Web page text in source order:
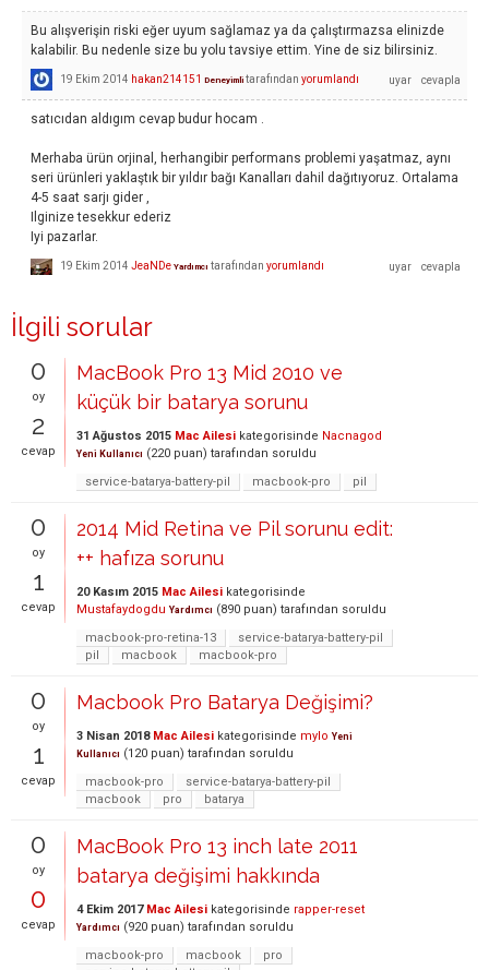
Bu alışverişin riski eğer uyum sağlamaz ya da çalıştırmazsa elinizde
kalabilir. Bu nedenle size bu yolu tavsiye ettim. Yine de siz bilirsiniz.
19 Ekim 2014 hakan214151 Deneyimli tarafından yorumlandı
satıcıdan aldıgım cevap budur hocam .
Merhaba ürün orjinal, herhangibir performans problemi yaşatmaz, aynı
seri ürünleri yaklaştık bir yıldır bağı Kanalları dahil dağıtıyoruz. Ortalama
4-5 saat sarjı gider ,
Ilginize tesekkur ederiz
Iyi pazarlar.
19 Ekim 2014 JeaNDe Yardımcı tarafından yorumlandı
İlgili sorular
0
oy
2
cevap
MacBook Pro 13 Mid 2010 ve
küçük bir batarya sorunu
31 Ağustos 2015 Mac Ailesi kategorisinde Nacnagod
Yeni Kullanıcı (220 puan) tarafından soruldu
service-batarya-battery-pil
macbook-pro pil
0
oy
1
cevap
2014 Mid Retina ve Pil sorunu edit:
++ hafıza sorunu
20 Kasım 2015 Mac Ailesi kategorisinde
Mustafaydogdu Yardımcı (890 puan) tarafından soruldu
macbook-pro-retina-13
service-batarya-battery-pil
pil
macbook macbook-pro
0
oy
1
cevap
Macbook Pro Batarya Değişimi?
3 Nisan 2018 Mac Ailesi kategorisinde mylo Yeni
Kullanıcı (120 puan) tarafından soruldu
macbook-pro
service-batarya-battery-pil
macbook
pro batarya
0
oy
0
cevap
MacBook Pro 13 inch late 2011
batarya değişimi hakkında
4 Ekim 2017 Mac Ailesi kategorisinde rapper-reset
Yardımcı (920 puan) tarafından soruldu
macbook-pro
macbook
pro